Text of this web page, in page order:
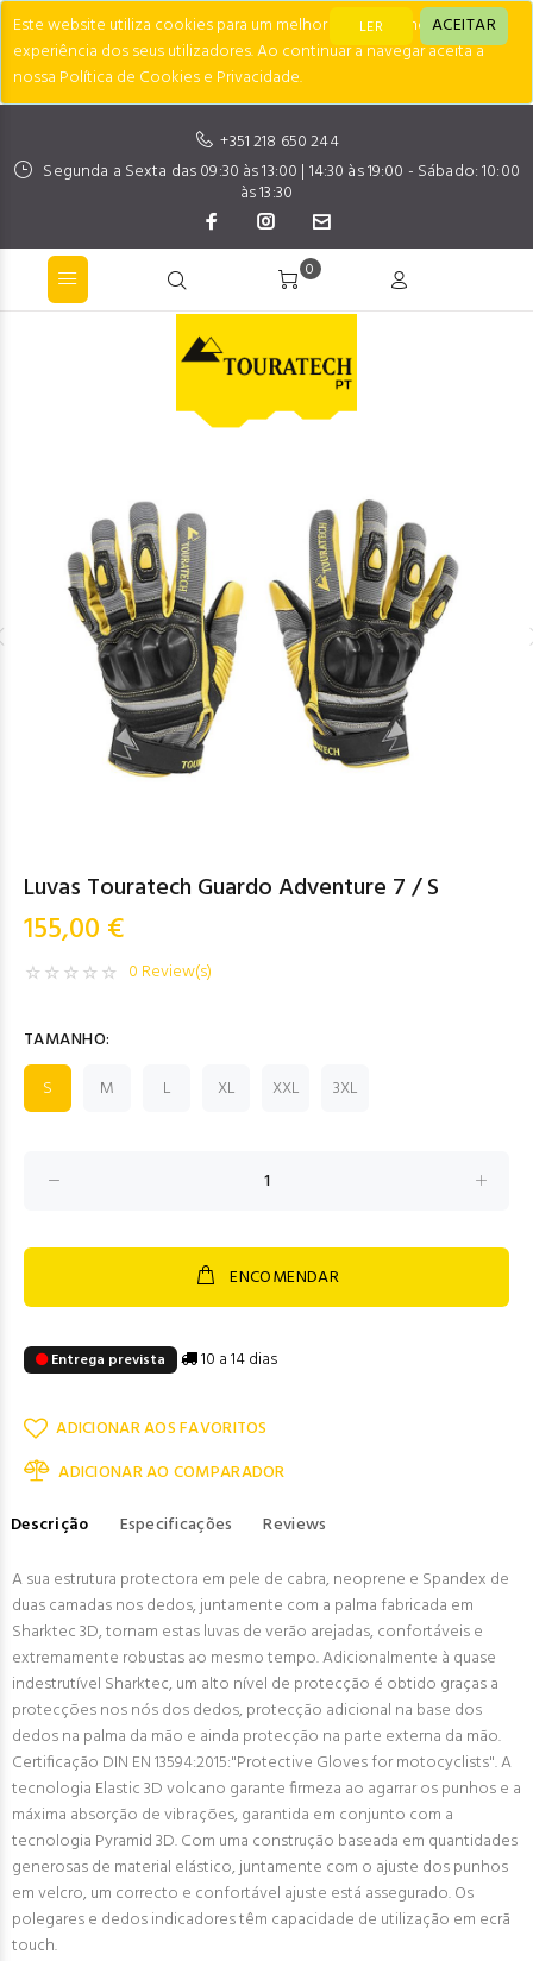
Este website utiliza cookies para um melhor desempenho e
experiência dos seus utilizadores. Ao continuar a navegar aceita a
nossa Política de Cookies e Privacidade.
LER ACEITAR
+351 218 650 244
Segunda a Sexta das 09:30 às 13:00 | 14:30 às 19:00 - Sábado: 10:00
às 13:30
0
Luvas Touratech Guardo Adventure 7 / S
155,00 €
0 Review(s)
TAMANHO:
S
M L XL XXL 3XL
ENCOMENDAR
Entrega prevista 10 a 14 dias
ADICIONAR AOS FAVORITOS
ADICIONAR AO COMPARADOR
Descrição
Especificações
Reviews
A sua estrutura protectora em pele de cabra, neoprene e Spandex de
duas camadas nos dedos, juntamente com a palma fabricada em
Sharktec 3D, tornam estas luvas de verão arejadas, confortáveis e
extremamente robustas ao mesmo tempo. Adicionalmente à quase
indestrutível Sharktec, um alto nível de protecção é obtido graças a
protecções nos nós dos dedos, protecção adicional na base dos
dedos na palma da mão e ainda protecção na parte externa da mão.
Certificação DIN EN 13594:2015:"Protective Gloves for motocyclists". A
tecnologia Elastic 3D volcano garante firmeza ao agarrar os punhos e a
máxima absorção de vibrações, garantida em conjunto com a
tecnologia Pyramid 3D. Com uma construção baseada em quantidades
generosas de material elástico, juntamente com o ajuste dos punhos
em velcro, um correcto e confortável ajuste está assegurado. Os
polegares e dedos indicadores têm capacidade de utilização em ecrã
touch.